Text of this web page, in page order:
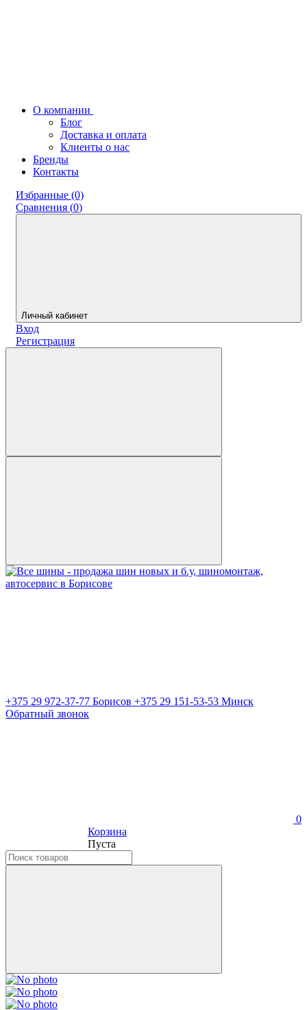
О компании
Блог
Доставка и оплата
Клиенты о нас
Бренды
Контакты
Избранные (0)
Сравнения (0)
Личный кабинет
Вход
Регистрация
+375 29 972-37-77 Борисов +375 29 151-53-53 Минск
Обратный звонок
0
Корзина
Пуста